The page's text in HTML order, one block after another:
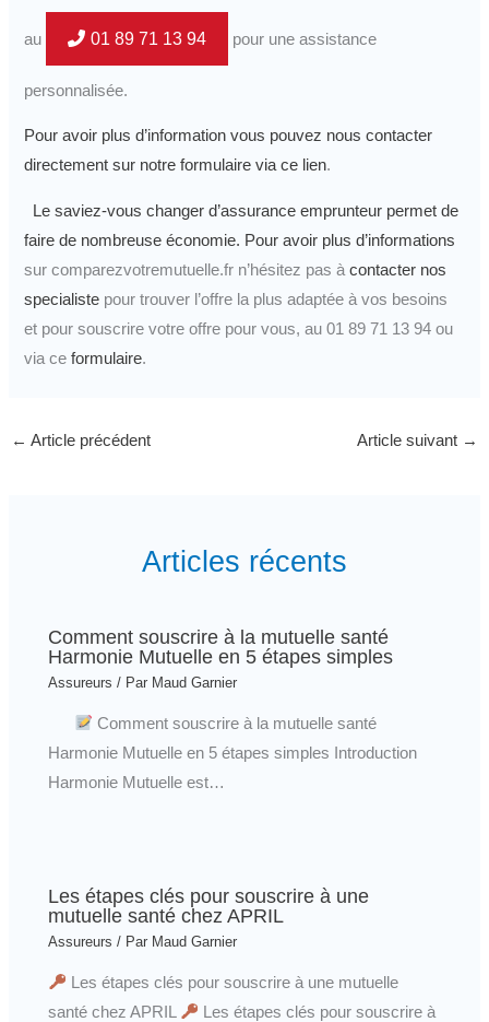
au 01 89 71 13 94 pour une assistance
personnalisée.
Pour avoir plus d’information vous pouvez nous contacter
directement sur notre formulaire via ce lien.
Le saviez-vous changer d’assurance emprunteur permet de
faire de nombreuse économie. Pour avoir plus d’informations
sur comparezvotremutuelle.fr n’hésitez pas àcontacter nos
specialiste pour trouver l’offre la plus adaptée à vos besoins
et pour souscrire votre offre pour vous, au 01 89 71 13 94 ou
via ceformulaire.
← Article précédent Article suivant →
Articles récents
Comment souscrire à la mutuelle santé
Harmonie Mutuelle en 5 étapes simples
Assureurs / Par Maud Garnier
Comment souscrire à la mutuelle santé
Harmonie Mutuelle en 5 étapes simples Introduction
Harmonie Mutuelle est…
Les étapes clés pour souscrire à une
mutuelle santé chez APRIL
Assureurs / Par Maud Garnier
Les étapes clés pour souscrire à une mutuelle
santé chez APRIL
Les étapes clés pour souscrire à